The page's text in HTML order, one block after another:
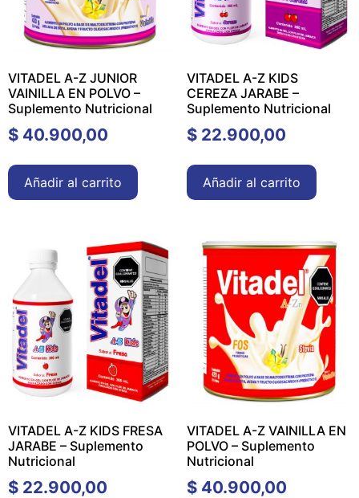
VITADEL A-Z JUNIOR
VAINILLA EN POLVO –
Suplemento Nutricional
$ 40.900,00
Añadir al carrito
VITADEL A-Z KIDS
CEREZA JARABE –
Suplemento Nutricional
$22.900,00
Añadir al carrito
VITADEL A-Z KIDS FRESA
JARABE – Suplemento
Nutricional
$ 22.900,00
VITADEL A-Z VAINILLA EN
POLVO – Suplemento
Nutricional
$40.900,00